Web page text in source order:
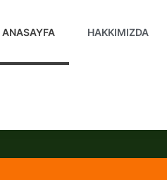
ANASAYFA HAKKIMIZDA